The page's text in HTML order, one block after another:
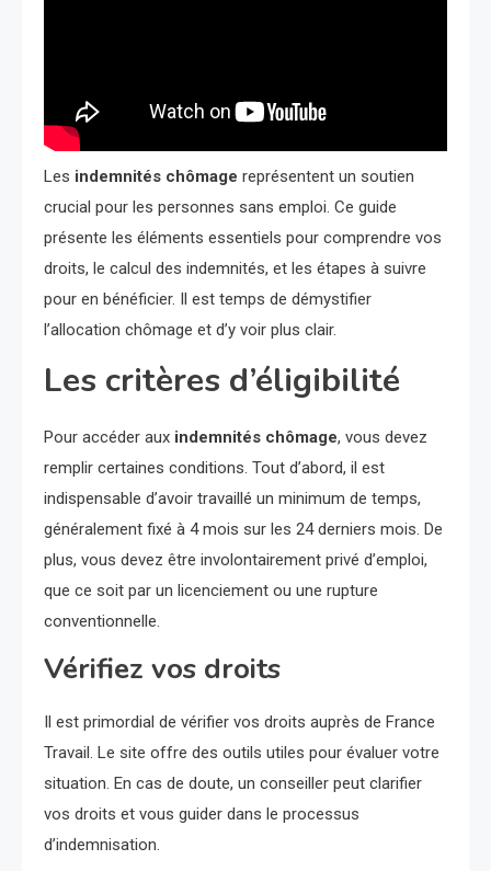
Les indemnités chômage représentent un soutien
crucial pour les personnes sans emploi. Ce guide
présente les éléments essentiels pour comprendre vos
droits, le calcul des indemnités, et les étapes à suivre
pour en bénéficier. Il est temps de démystifier
l’allocation chômage et d’y voir plus clair.
Les critères d’éligibilité
Pour accéder aux indemnités chômage, vous devez
remplir certaines conditions. Tout d’abord, il est
indispensable d’avoir travaillé un minimum de temps,
généralement fixé à 4 mois sur les 24 derniers mois. De
plus, vous devez être involontairement privé d’emploi,
que ce soit par un licenciement ou une rupture
conventionnelle.
Vérifiez vos droits
Il est primordial de vérifier vos droits auprès de France
Travail. Le site offre des outils utiles pour évaluer votre
situation. En cas de doute, un conseiller peut clarifier
vos droits et vous guider dans le processus
d’indemnisation.